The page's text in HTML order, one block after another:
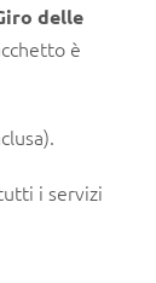
delle
è
i servizi